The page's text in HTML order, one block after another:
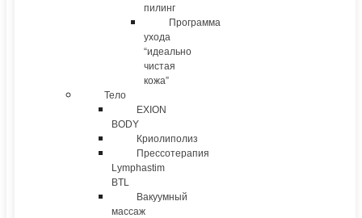
пилинг
Программа
ухода
“идеально
чистая
кожа”
Тело
EXION
BODY
Криолиполиз
Прессотерапия
Lymphastim
BTL
Вакуумный
массаж